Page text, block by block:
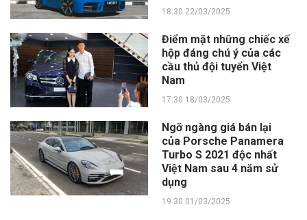
18:30 22/03/2025
Điểm mặt những chiếc xế
hộp đáng chú ý của các
cầu thủ đội tuyển Việt
Nam
17:30 18/03/2025
Ngỡ ngàng giá bán lại
của Porsche Panamera
Turbo S 2021 độc nhất
Việt Nam sau 4 năm sử
dụng
19:30 01/03/2025